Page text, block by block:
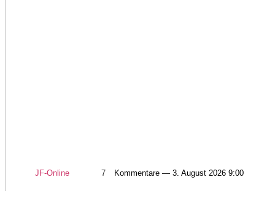
JF-Online 7 Kommentare — 3. August 2026 9:00